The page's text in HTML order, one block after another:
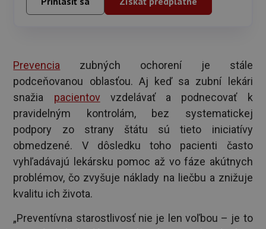
Prevencia zubných ochorení je stále
podceňovanou oblasťou. Aj keď sa zubní lekári
snažia pacientovvzdelávať a podnecovať k
pravidelným kontrolám, bez systematickej
podpory zo strany štátu sú tieto iniciatívy
obmedzené. V dôsledku toho pacienti často
vyhľadávajú lekársku pomoc až vo fáze akútnych
problémov, čo zvyšuje náklady na liečbu a znižuje
kvalitu ich života.
„Preventívna starostlivosť nie je len voľbou – je to